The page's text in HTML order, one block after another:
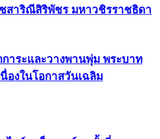
สาริณีสิริพัชร มหาวชิรราชธิดา
าระและวางพานพุ่ม พระบาท
องในโอกาสวันเฉลิม